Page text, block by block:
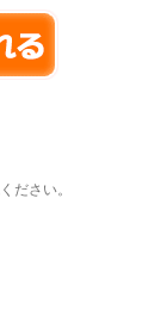
ださい。